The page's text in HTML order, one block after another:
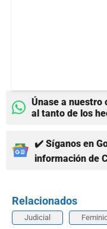
Únase a nuestro
al tanto de los
✔️ Síganos en
información de
Relacionados
Judicial